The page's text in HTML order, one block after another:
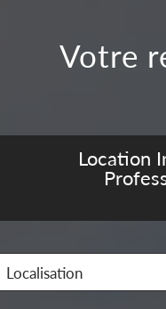
votre
Location
Localisation